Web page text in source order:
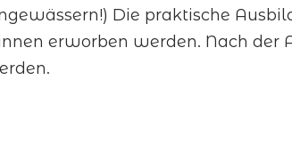
Die praktische
erworben werden. Nach der